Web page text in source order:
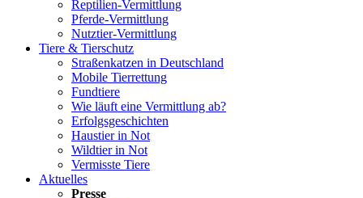
Reptilien-Vermittlung
Pferde-Vermittlung
Nutztier-Vermittlung
Tiere & Tierschutz
Straßenkatzen in Deutschland
Mobile Tierrettung
Fundtiere
Wie läuft eine Vermittlung ab?
Erfolgsgeschichten
Haustier in Not
Wildtier in Not
Vermisste Tiere
Aktuelles
Presse